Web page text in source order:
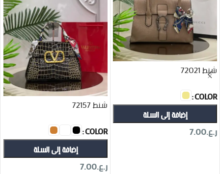
شنط 72021
COLOR
إضافة إلى السلة
ر.ع.7.00
شنط 72157
COLOR
إضافة إلى السلة
ر.ع.7.00